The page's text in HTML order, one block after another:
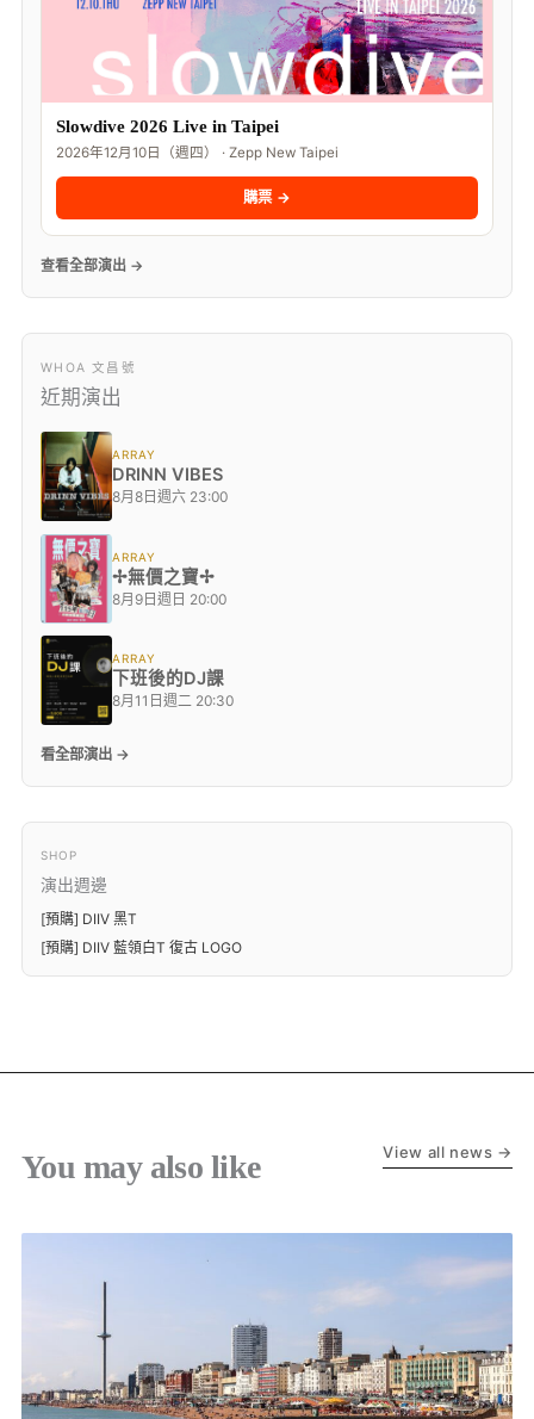
Slowdive 2026 Live in Taipei
2026年12月10日（週四） · Zepp New Taipei
購票 →
查看全部演出 →
WHOA 文昌號
近期演出
ARRAY
DRINN VIBES
8月8日週六 23:00
ARRAY
✢無價之寶✢
8月9日週日 20:00
ARRAY
下班後的DJ課
8月11日週二 20:30
看全部演出 →
SHOP
演出週邊
[預購] DIIV 黑T
[預購] DIIV 藍領白T 復古 LOGO
You may also like View all news →